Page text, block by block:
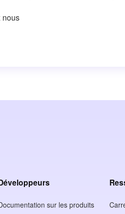
nous
sur les produits